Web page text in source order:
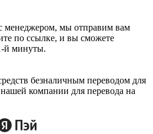
менеджером, мы отправим вам
по ссылке, и вы сможете
й минуты.
безналичным переводом для
компании для перевода на